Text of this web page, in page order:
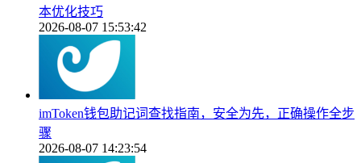
本优化技巧
2026-08-07 15:53:42
imToken钱包助记词查找指南，安全为先，正确操作全步
骤
2026-08-07 14:23:54